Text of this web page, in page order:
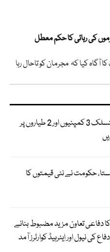
آگاہ کیا کہ مجرمان کو تاحال رہا
امریکا نے ایران سے منسلک 3 کمپنیوں اور 2 طیاروں پر
حکومت نے نئی قیمتوں کا
دفاعی تعاون مزید مضبوط بنانے
کی نیول اور ایئرہیڈ کوارٹرز آمد